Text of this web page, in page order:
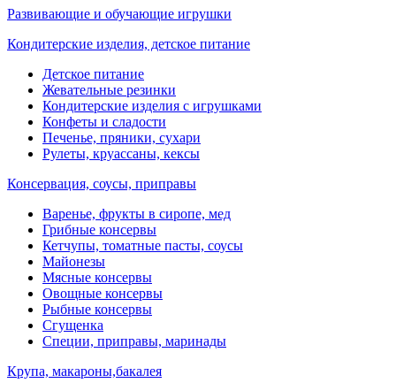
Развивающие и обучающие игрушки
Кондитерские изделия, детское питание
Детское питание
Жевательные резинки
Кондитерские изделия с игрушками
Конфеты и сладости
Печенье, пряники, сухари
Рулеты, круассаны, кексы
Консервация, соусы, приправы
Варенье, фрукты в сиропе, мед
Грибные консервы
Кетчупы, томатные пасты, соусы
Майонезы
Мясные консервы
Овощные консервы
Рыбные консервы
Сгущенка
Специи, приправы, маринады
Крупа, макароны,бакалея